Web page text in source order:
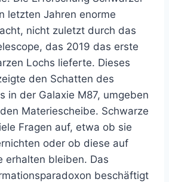
letzten Jahren enorme
nicht zuletzt durch das
das 2019 das erste
Lochs lieferte. Dieses
den Schatten des
in der Galaxie M87, umgeben
Materiescheibe. Schwarze
Fragen auf, etwa ob sie
oder ob diese auf
erhalten bleiben. Das
beschäftigt